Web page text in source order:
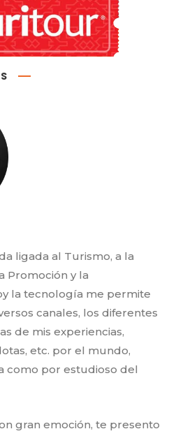
ligada al Turismo, a la
Promoción y la
la tecnología me permite
canales, los diferentes
de mis experiencias,
etc. por el mundo,
como por estudioso del
gran emoción, te presento